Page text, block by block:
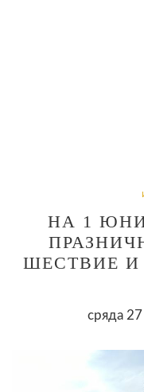
НА 1
ШЕСТВИЕ И
сряда